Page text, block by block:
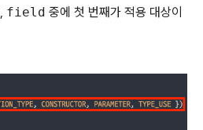
, field 중에 첫 번째가 적용 대상이